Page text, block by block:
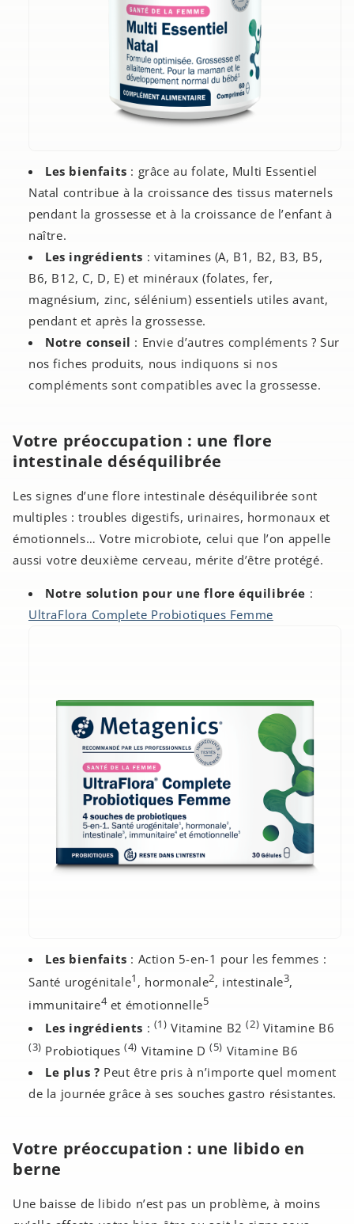
Les bienfaits : grâce au folate, Multi Essentiel
Natal contribue à la croissance des tissus maternels
pendant la grossesse et à la croissance de l’enfant à
naître.
Les ingrédients : vitamines (A, B1, B2, B3, B5,
B6, B12, C, D, E) et minéraux (folates, fer,
magnésium, zinc, sélénium) essentiels utiles avant,
pendant et après la grossesse.
Notre conseil : Envie d’autres compléments ? Sur
nos fiches produits, nous indiquons si nos
compléments sont compatibles avec la grossesse.
Votre préoccupation : une flore
intestinale déséquilibrée
Les signes d’une flore intestinale déséquilibrée sont
multiples : troubles digestifs, urinaires, hormonaux et
émotionnels… Votre microbiote, celui que l’on appelle
aussi votre deuxième cerveau, mérite d’être protégé.
Notre solution pour une flore équilibrée :
UltraFlora Complete Probiotiques Femme
Les bienfaits : Action 5-en-1 pour les femmes :
Santé urogénitale1 , hormonale2, intestinale3,
immunitaire4 et émotionnelle5
Les ingrédients : (1) Vitamine B2 (2) Vitamine B6
(3) Probiotiques (4) Vitamine D (5) Vitamine B6
Le plus ? Peut être pris à n’importe quel moment
de la journée grâce à ses souches gastro résistantes.
Votre préoccupation : une libido en
berne
Une baisse de libido n’est pas un problème, à moins